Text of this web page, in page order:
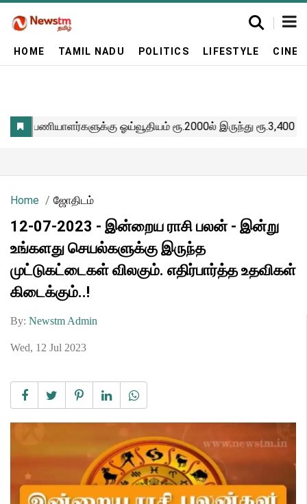
HOME TAMIL NADU POLITICS LIFESTYLE
Home ஜோதிடம்
12-07-2023 - இன்றைய ராசி பலன் - இன்று
உங்களது செயல்களுக்கு இருந்த
முட்டுகட்டைகள் விலகும். எதிர்பார்த்த உதவிகள்
கிடைக்கும்..!
By: Newstm Admin
Wed, 12 Jul 2023